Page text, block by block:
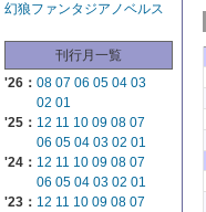
幻狼ファンタジアノベルス
刊行月一覧
'26： 08 07 06 05 04 03
02 01
'25： 12 11 10 09 08 07
06 05 04 03 02 01
'24： 12 11 10 09 08 07
06 05 04 03 02 01
'23： 12 11 10 09 08 07